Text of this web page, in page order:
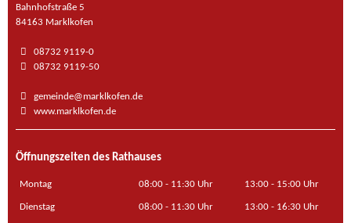
Bahnhofstraße 5
84163 Marklkofen
08732 9119-0
08732 9119-50
gemeinde@marklkofen.de
www.marklkofen.de
Öffnungszeiten des Rathauses
Montag 08:00 - 11:30 Uhr 13:00 - 15:00 Uhr
Dienstag 08:00 - 11:30 Uhr 13:00 - 16:30 Uhr